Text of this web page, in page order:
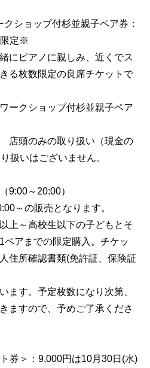
ショップ付杉並親子ペア券：
定※
にピアノに親しみ、近くでス
る枚数限定の良席チケットで
ークショップ付杉並親子ペア
頭のみの取り扱い（現金の
扱いはございません。
（9:00～20:00）
～の販売となります。
上～高校生以下の子どもとそ
ペアまでの限定購入。チケッ
住所確認書類(免許証、保険証
ます。予定枚数になり次第、
ますので、予めご了承くださ
券＞：9,000円は10月30日(水)